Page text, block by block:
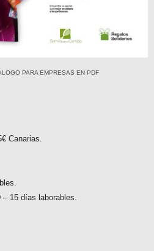
PARA EMPRESAS EN PDF
Canarias.
15 días laborables.